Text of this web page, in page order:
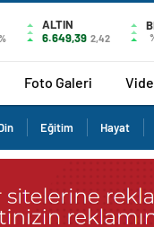
ALTIN
6.649,39 2,42
Foto Galeri
Eğitim Hayat